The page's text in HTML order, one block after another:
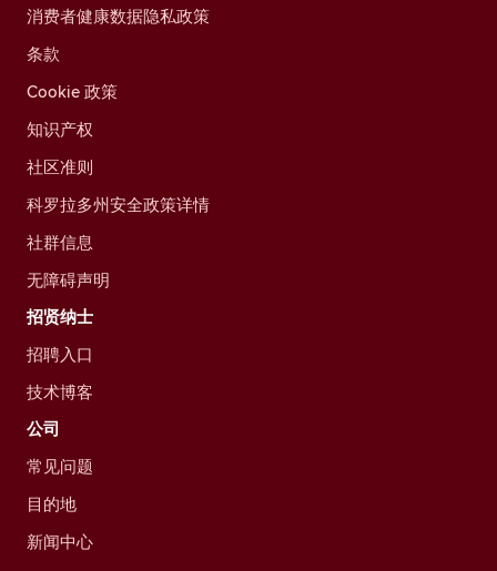
消费者健康数据隐私政策
条款
Cookie 政策
知识产权
社区准则
科罗拉多州安全政策详情
社群信息
无障碍声明
招贤纳士
招聘入口
技术博客
公司
常见问题
目的地
新闻中心